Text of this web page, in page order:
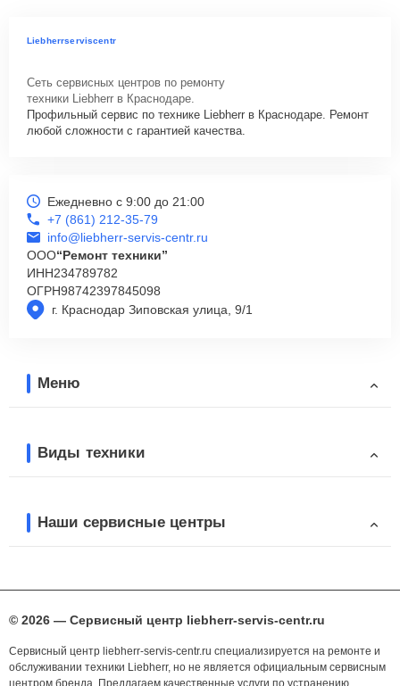
Liebherrserviscentr
Сеть сервисных центров по ремонту
техники Liebherr в Краснодаре.
Профильный сервис по технике Liebherr в Краснодаре. Ремонт
любой сложности с гарантией качества.
г. Краснодар Зиповская улица, 9/1
Ежедневно с 9:00 до 21:00
+7 (861) 212-35-79
info@liebherr-servis-centr.ru
ООО“Ремонт техники”
ИНН234789782
ОГРН98742397845098
Меню
Виды техники
Наши сервисные центры
© 2026 — Сервисный центр liebherr-servis-centr.ru
Сервисный центр liebherr-servis-centr.ru специализируется на ремонте и
обслуживании техники Liebherr, но не является официальным сервисным
центром бренда. Предлагаем качественные услуги по устранению